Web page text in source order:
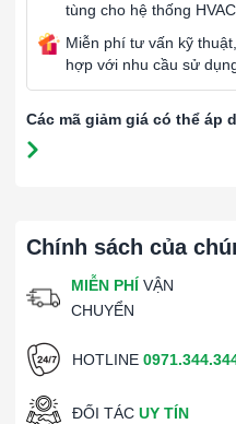
Chính sách của
MIỄN PHÍ VẬN
CHUYỂN
HOTLINE
ĐỐI TÁC UY TÍN
tùng cho hệ thống
Miễn phí tư vấn kỹ
hợp với nhu cầu sử
Các mã giảm giá có thể áp